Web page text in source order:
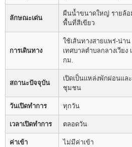
ลักษณะเด่น
ผืนน้ำขนาดใหญ่ รายล้
พื้นที่สีเขียว
การเดินทาง
ใช้เส้นทางสายแพร่-น่า
เทศบาลตำบลกลางเวีย
กม.
สถานะปัจจุบัน
เปิดเป็นแหล่งพักผ่อนแล
ชุมชน
วันเปิดทำการ ทุกวัน
เวลาเปิดทำการ ตลอดวัน
ค่าเข้า ไม่มีค่าเข้า